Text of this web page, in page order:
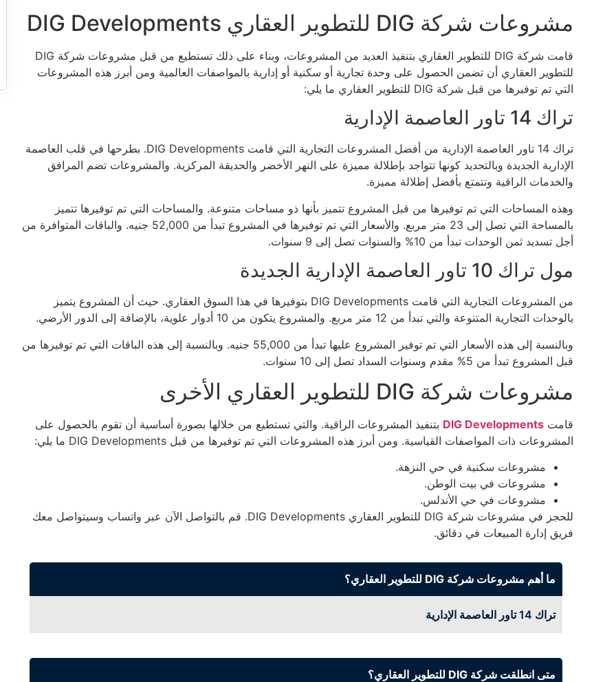
مشروعات شركة DIG للتطوير العقاري DIG Developments
قامت شركة DIG للتطوير العقاري بتنفيذ العديد من المشروعات، وبناء على ذلك تستطيع من قبل مشروعات شركة DIG
للتطوير العقاري أن تضمن الحصول على وحدة تجارية أو سكنية أو إدارية بالمواصفات العالمية ومن أبرز هذه المشروعات
التي تم توفيرها من قبل شركة DIG للتطوير العقاري ما يلي:
تراك 14 تاور العاصمة الإدارية
تراك 14 تاور العاصمة الإدارية من أفضل المشروعات التجارية التي قامت DIG Developments. بطرحها في قلب العاصمة
الإدارية الجديدة وبالتحديد كونها تتواجد بإطلالة مميزة على النهر الأخضر والحديقة المركزية. والمشروعات تضم المرافق
والخدمات الراقية وتتمتع بأفضل إطلالة مميزة.
وهذه المساحات التي تم توفيرها من قبل المشروع تتميز بأنها ذو مساحات متنوعة. والمساحات التي تم توفيرها تتميز
بالمساحة التي تصل إلى 23 متر مربع. والأسعار التي تم توفيرها في المشروع تبدأ من 52,000 جنيه. والباقات المتوافرة من
أجل تسديد ثمن الوحدات تبدأ من 10% والسنوات تصل إلى 9 سنوات.
مول تراك 10 تاور العاصمة الإدارية الجديدة
من المشروعات التجارية التي قامت DIG Developments بتوفيرها في هذا السوق العقاري. حيث أن المشروع يتميز
بالوحدات التجارية المتنوعة والتي تبدأ من 12 متر مربع. والمشروع يتكون من 10 أدوار علوية، بالإضافة إلى الدور الأرضي.
وبالنسبة إلى هذه الأسعار التي تم توفير المشروع عليها تبدأ من 55,000 جنيه. وبالنسبة إلى هذه الباقات التي تم توفيرها من
قبل المشروع تبدأ من 5% مقدم وسنوات السداد تصل إلى 10 سنوات.
مشروعات شركة DIG للتطوير العقاري الأخرى
قامت DIG Developments بتنفيذ المشروعات الراقية. والتي تستطيع من خلالها بصورة أساسية أن تقوم بالحصول على
المشروعات ذات المواصفات القياسية. ومن أبرز هذه المشروعات التي تم توفيرها من قبل DIG Developments ما يلي:
مشروعات سكنية في حي النزهة.
مشروعات في بيت الوطن.
مشروعات في حي الأندلس.
للحجز في مشروعات شركة DIG للتطوير العقاري DIG Developments. قم بالتواصل الآن عبر واتساب وسيتواصل معك
فريق إدارة المبيعات في دقائق.
ما أهم مشروعات شركة DIG للتطوير العقاري؟
تراك 14 تاور العاصمة الإدارية
متى انطلقت شركة DIG للتطوير العقاري؟